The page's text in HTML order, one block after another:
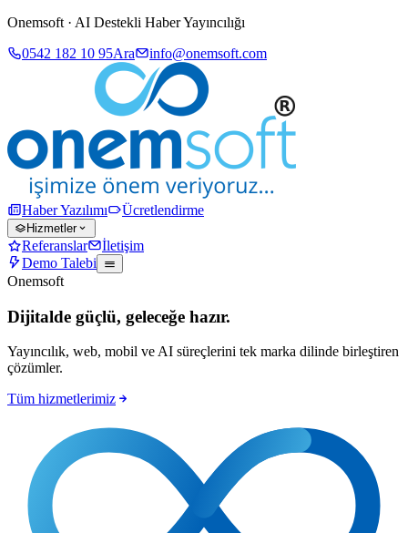
Onemsoft · AI Destekli Haber Yayıncılığı
0542 182 10 95Ara info@onemsoft.com
Haber Yazılımı Ücretlendirme
Hizmetler
Referanslar
İletişim
Demo Talebi
Onemsoft
Dijitalde güçlü, geleceğe hazır.
Yayıncılık, web, mobil ve AI süreçlerini tek marka dilinde birleştiren
çözümler.
Tüm hizmetlerimiz